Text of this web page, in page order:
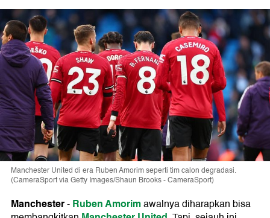
Manchester United di era Ruben Amorim seperti tim calon degradasi.
(CameraSport via Getty Images/Shaun Brooks - CameraSport)
Manchester-Ruben Amorimawalnya diharapkan bisa